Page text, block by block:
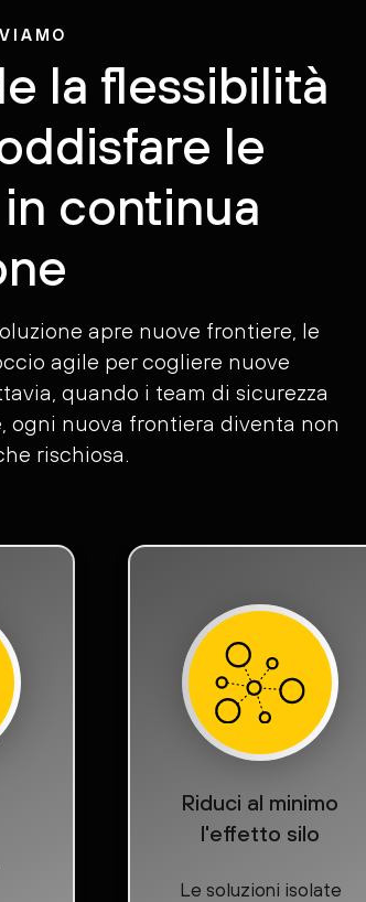
la flessibilità
le
continua
apre nuove frontiere, le
agile per cogliere nuove
quando i team di sicurezza
ogni nuova frontiera diventa non
rischiosa.
Riduci al minimo
l'effetto silo
Le soluzioni isolate